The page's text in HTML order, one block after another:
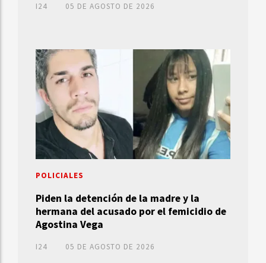
I24 05 DE AGOSTO DE 2026
Piden la detención de la madre y la
hermana del acusado por el femicidio de
Agostina Vega
I24
POLICIALES
05 DE AGOSTO DE 2026